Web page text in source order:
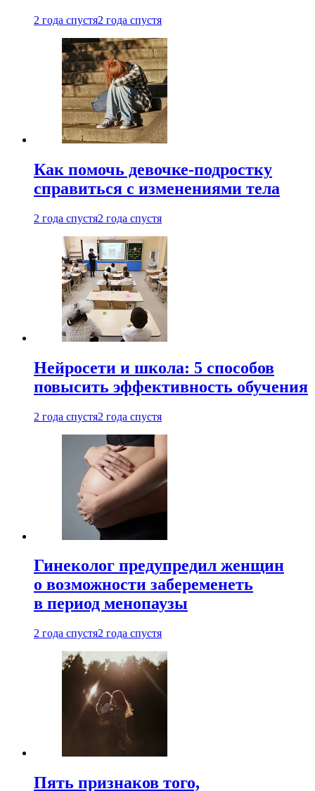
2 года спустя2 года спустя
Как помочь девочке-подростку
справиться с изменениями тела
2 года спустя2 года спустя
Нейросети и школа: 5 способов
повысить эффективность обучения
2 года спустя2 года спустя
Гинеколог предупредил женщин
о возможности забеременеть
в период менопаузы
2 года спустя2 года спустя
Пять признаков того,